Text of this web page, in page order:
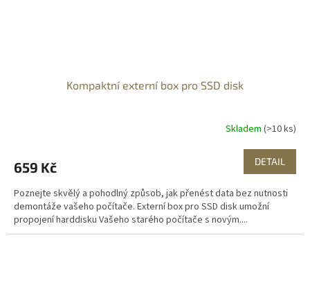
Kompaktní externí box pro SSD disk
Skladem (>10 ks)
659 Kč DETAIL
Poznejte skvělý a pohodlný způsob, jak přenést data bez nutnosti
demontáže vašeho počítače. Externí box pro SSD disk umožní
propojení harddisku Vašeho starého počítače s novým....